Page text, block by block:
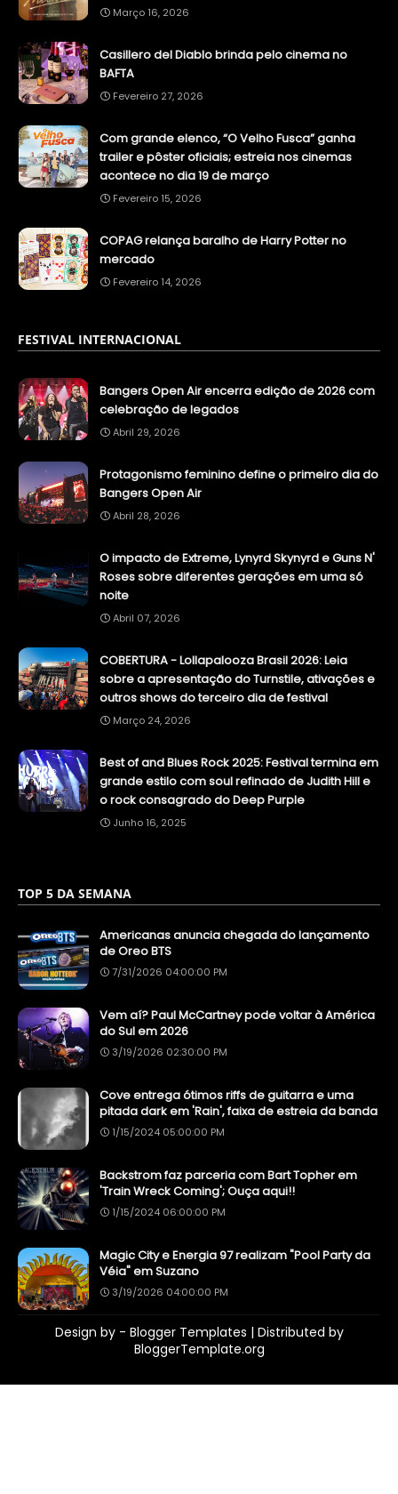
Março 16, 2026
Casillero del Diablo brinda pelo cinema no
BAFTA
Fevereiro 27, 2026
Com grande elenco, “O Velho Fusca” ganha
trailer e pôster oficiais; estreia nos cinemas
acontece no dia 19 de março
Fevereiro 15, 2026
COPAG relança baralho de Harry Potter no
mercado
Fevereiro 14, 2026
FESTIVAL INTERNACIONAL
Bangers Open Air encerra edição de 2026 com
celebração de legados
Abril 29, 2026
Protagonismo feminino define o primeiro dia do
Bangers Open Air
Abril 28, 2026
O impacto de Extreme, Lynyrd Skynyrd e Guns N'
Roses sobre diferentes gerações em uma só
noite
Abril 07, 2026
COBERTURA - Lollapalooza Brasil 2026: Leia
sobre a apresentação do Turnstile, ativações e
outros shows do terceiro dia de festival
Março 24, 2026
Best of and Blues Rock 2025: Festival termina em
grande estilo com soul refinado de Judith Hill e
o rock consagrado do Deep Purple
Junho 16, 2025
TOP 5 DA SEMANA
Americanas anuncia chegada do lançamento
de Oreo BTS
7/31/2026 04:00:00 PM
Vem aí? Paul McCartney pode voltar à América
do Sul em 2026
3/19/2026 02:30:00 PM
Cove entrega ótimos riffs de guitarra e uma
pitada dark em 'Rain', faixa de estreia da banda
1/15/2024 05:00:00 PM
Backstrom faz parceria com Bart Topher em
'Train Wreck Coming'; Ouça aqui!!
1/15/2024 06:00:00 PM
Magic City e Energia 97 realizam "Pool Party da
Véia" em Suzano
3/19/2026 04:00:00 PM
Design by - Blogger Templates | Distributed by
BloggerTemplate.org